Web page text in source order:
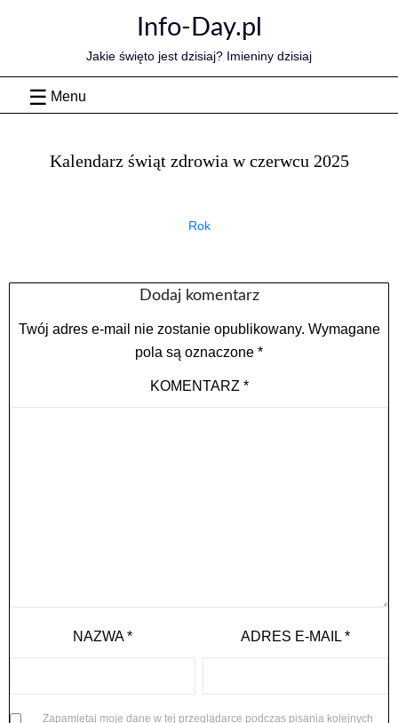
Info-Day.pl
Jakie święto jest dzisiaj? Imieniny dzisiaj
Menu
Kalendarz świąt zdrowia w czerwcu 2025
Rok
Dodaj komentarz
Twój adres e-mail nie zostanie opublikowany. Wymagane
pola są oznaczone *
KOMENTARZ *
NAZWA* ADRES E-MAIL*
Zapamiętaj moje dane w tej przeglądarce podczas pisania kolejnych